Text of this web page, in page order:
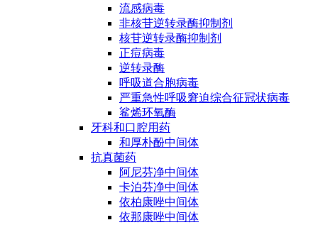
流感病毒
非核苷逆转录酶抑制剂
核苷逆转录酶抑制剂
正痘病毒
逆转录酶
呼吸道合胞病毒
严重急性呼吸窘迫综合征冠状病毒
鲨烯环氧酶
牙科和口腔用药
和厚朴酚中间体
抗真菌药
阿尼芬净中间体
卡泊芬净中间体
依柏康唑中间体
依那康唑中间体